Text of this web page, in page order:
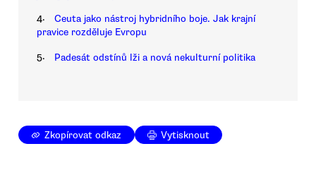
4.
Ceuta jako nástroj hybridního boje. Jak krajní
pravice rozděluje Evropu
5. Padesát odstínů lži a nová nekulturní politika
Zkopírovat odkaz Vytisknout